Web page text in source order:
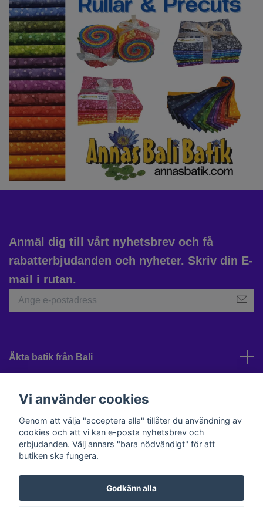
Anmäl dig till vårt nyhetsbrev och få
rabatterbjudanden och nyheter. Skriv din E-
mail i rutan.
Äkta batik från Bali
Sociala medier
Vi använder cookies
Genom att välja "acceptera alla" tillåter du användning av
cookies och att vi kan e-posta nyhetsbrev och
erbjudanden. Välj annars "bara nödvändigt" för att
butiken ska fungera.
Godkänn alla